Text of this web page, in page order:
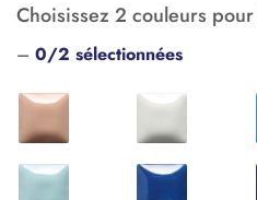
Choisissez 2 couleurs
– 0/2 sélectionnées